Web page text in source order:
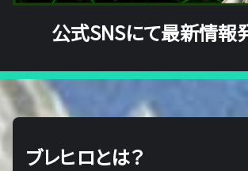
公式SNSにて最新情報
ブレヒロとは？